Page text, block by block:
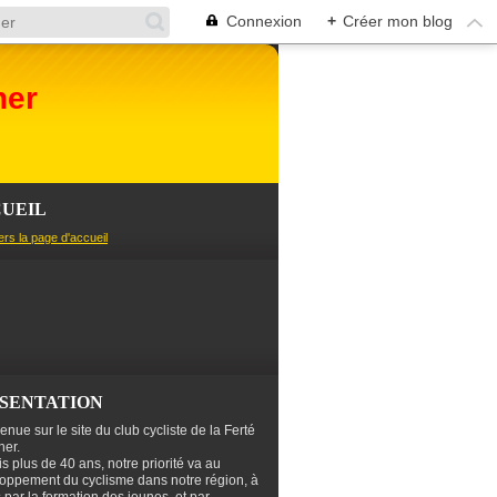
Connexion + Créer mon blog
la page d'accueil
sur le site du club cycliste de la Ferté
plus de 40 ans, notre priorité va au
du cyclisme dans notre région, à